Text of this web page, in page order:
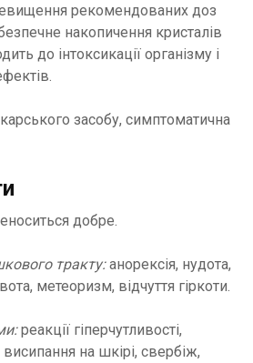
рекомендованих доз
накопичення кристалів
до інтоксикації організму і
засобу, симптоматична
добре.
тракту:анорексія, нудота,
метеоризм, відчуття гіркоти.
реакції гіперчутливості,
на шкірі, свербіж,